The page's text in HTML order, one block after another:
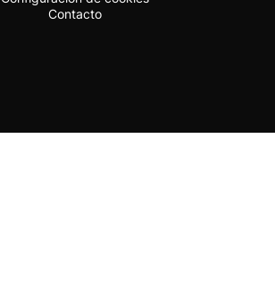
Contacto